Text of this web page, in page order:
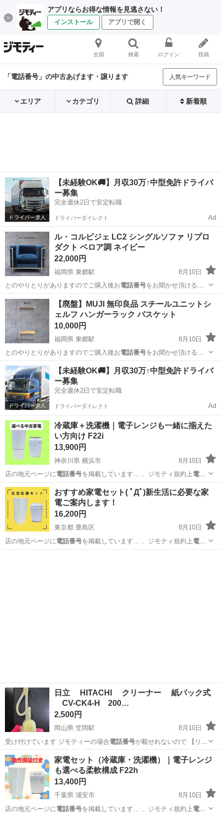
アプリならお得な情報を見逃さない！
インストール アプリで開く
全国 検索 ログイン 投稿
「電話番号」の中古あげます・譲ります 人気キーワード
エリア カテゴリ 詳細 新着順
【未経験OK🚚】月収30万↑中型免許ドライバ
ー募集
完全週休2日で安定転職
ドライバーダイレクト Ad
ル・コルビジェ LC2 シングルソファ リプロ
ダクト ベロア調 ネイビー
22,000円
福岡県 東郷駅
8月10日
とのやりとりがありますのでご購入後お電話番号をお聞かせ頂ける方
に限ります。 離島…
福岡 宗像市 東郷駅 ソファ
【廃盤】MUJI 無印良品 スチールユニットシ
ェルフ ハンガーラック バスケット
10,000円
福岡県 東郷駅
8月10日
とのやりとりがありますのでご購入後お電話番号をお聞かせ頂ける方
に限ります。 離島…
福岡 宗像市 東郷駅 その他
【未経験OK🚚】月収30万↑中型免許ドライバ
ー募集
完全週休2日で安定転職
ドライバーダイレクト Ad
冷蔵庫＋洗濯機｜電子レンジも一緒に揃えた
い方向け F22i
13,900円
神奈川県 横浜市
8月10日
店の地元ページに電話番号を掲載しています… 、ジモティ規約上電話
番号をメッセージ内に… まう為こちらから電話番号を提示する形に
な…
神奈川 横浜市 キッチン家電 Comfee
おすすめ家電セット( ﾟДﾟ)新生活に必要な家
電ご案内します！
16,200円
東京都 豊島区
8月10日
店の地元ページに 電話番号を掲載しています… 、ジモティ規約上電話
番号をメッセージ内に… まう為こちらから電話番号を提示する形に
日立 HITACHI クリーナー 紙パック式
CV-CK4-H 200…
2,500円
岡山県 笠岡駅
8月10日
受け付けています ジモティーの場合電話番号が載せれないので 【リサ
イクルショ…
岡山 笠岡市 笠岡駅 生活家電
家電セット（冷蔵庫・洗濯機）｜電子レンジ
も選べる柔軟構成 F22h
13,400円
千葉県 浦安市
8月10日
店の地元ページに 電話番号を掲載しています… 、ジモティ規約上電話